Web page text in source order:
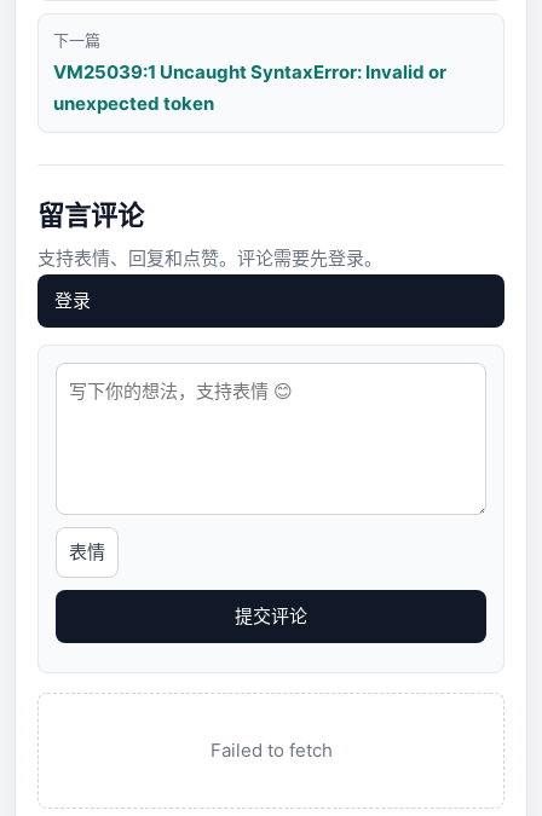
下一篇
VM25039:1 Uncaught SyntaxError: Invalid or
unexpected token
留言评论
支持表情、回复和点赞。评论需要先登录。
登录
表情
提交评论
Failed to fetch